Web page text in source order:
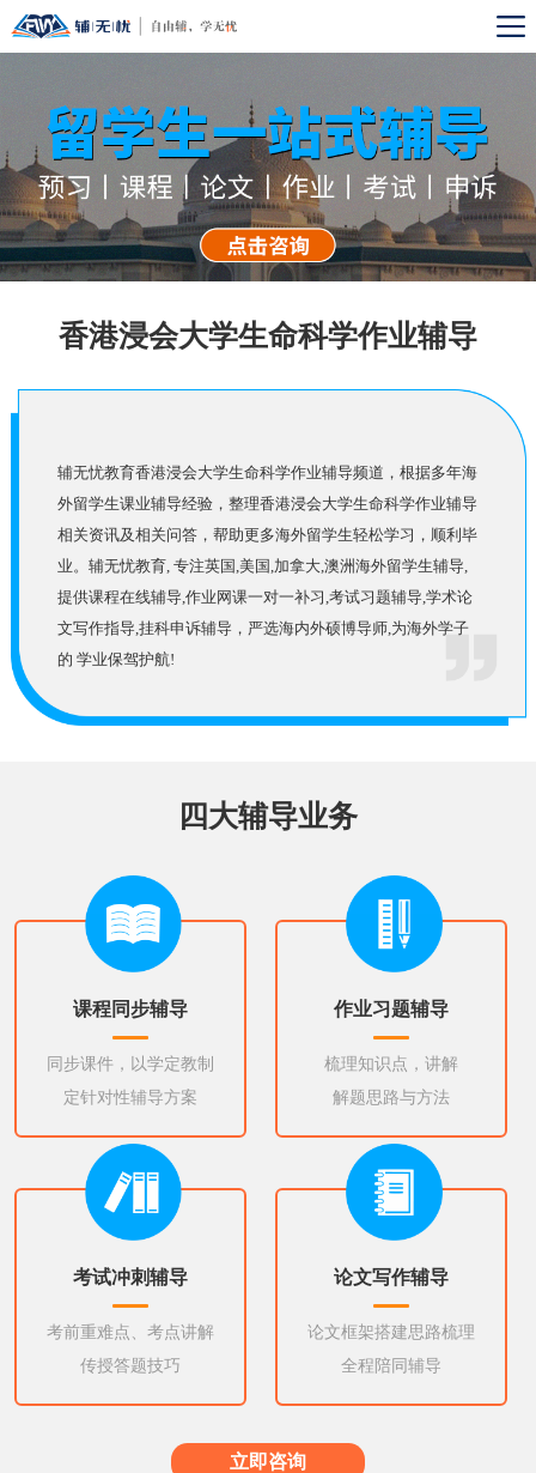
香港浸会大学生命科学作业辅导
辅无忧教育香港浸会大学生命科学作业辅导频道，根据多年海
外留学生课业辅导经验，整理香港浸会大学生命科学作业辅导
相关资讯及相关问答，帮助更多海外留学生轻松学习，顺利毕
业。辅无忧教育, 专注英国,美国,加拿大,澳洲海外留学生辅导,
提供课程在线辅导,作业网课一对一补习,考试习题辅导,学术论
文写作指导,挂科申诉辅导，严选海内外硕博导师,为海外学子
的 学业保驾护航!
四大辅导业务
课程同步辅导
同步课件，以学定教制
定针对性辅导方案
作业习题辅导
梳理知识点，讲解
解题思路与方法
考试冲刺辅导
考前重难点、考点讲解
传授答题技巧
论文写作辅导
论文框架搭建思路梳理
全程陪同辅导
立即咨询